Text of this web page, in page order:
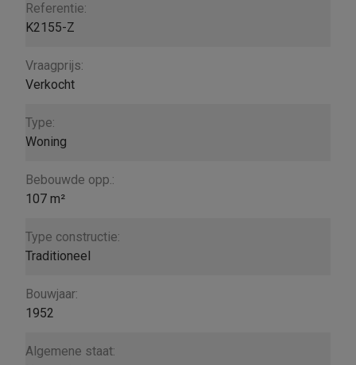
Referentie:
K2155-Z
Vraagprijs:
Verkocht
Type:
Woning
Bebouwde opp.:
107 m²
Type constructie:
Traditioneel
Bouwjaar:
1952
Algemene staat: